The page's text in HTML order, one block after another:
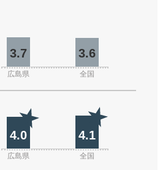
3.7 3.6
広島県 全国
4.0 4.1
広島県 全国